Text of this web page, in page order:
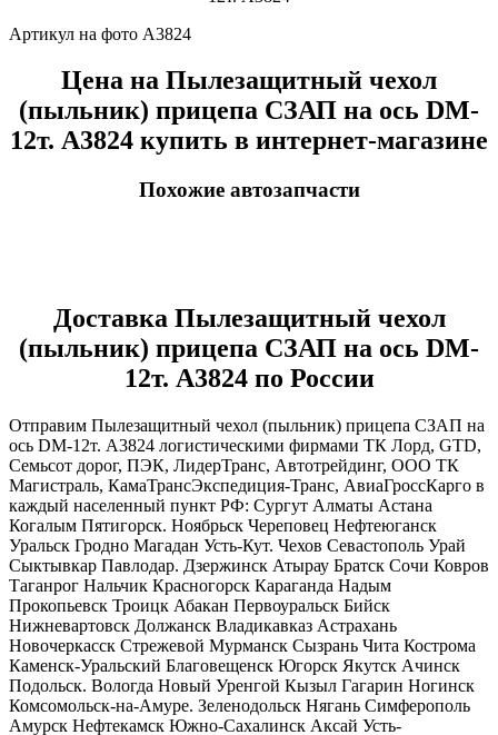
Артикул на фото A3824
Цена на Пылезащитный чехол
(пыльник) прицепа СЗАП на ось DM-
12т. А3824 купить в интернет-магазине
Похожие автозапчасти
Доставка Пылезащитный чехол
(пыльник) прицепа СЗАП на ось DM-
12т. А3824 по России
Отправим Пылезащитный чехол (пыльник) прицепа СЗАП на
ось DM-12т. А3824 логистическими фирмами ТК Лорд, GTD,
Семьсот дорог, ПЭК, ЛидерТранс, Автотрейдинг, ООО ТК
Магистраль, КамаТрансЭкспедиция-Транс, АвиаГроссКарго в
каждый населенный пункт РФ: Сургут Алматы Астана
Когалым Пятигорск. Ноябрьск Череповец Нефтеюганск
Уральск Гродно Магадан Усть-Кут. Чехов Севастополь Урай
Сыктывкар Павлодар. Дзержинск Атырау Братск Сочи Ковров
Таганрог Нальчик Красногорск Караганда Надым
Прокопьевск Троицк Абакан Первоуральск Бийск
Нижневартовск Должанск Владикавказ Астрахань
Новочеркасск Стрежевой Мурманск Сызрань Чита Кострома
Каменск-Уральский Благовещенск Югорск Якутск Ачинск
Подольск. Вологда Новый Уренгой Кызыл Гагарин Ногинск
Комсомольск-на-Амуре. Зеленодольск Нягань Симферополь
Амурск Нефтекамск Южно-Сахалинск Аксай Усть-